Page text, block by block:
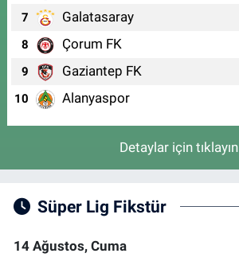
7 Galatasaray
8 Çorum FK
9 Gaziantep FK
10 Alanyaspor
Detaylar için tıklayın
Süper Lig Fikstür
14 Ağustos, Cuma